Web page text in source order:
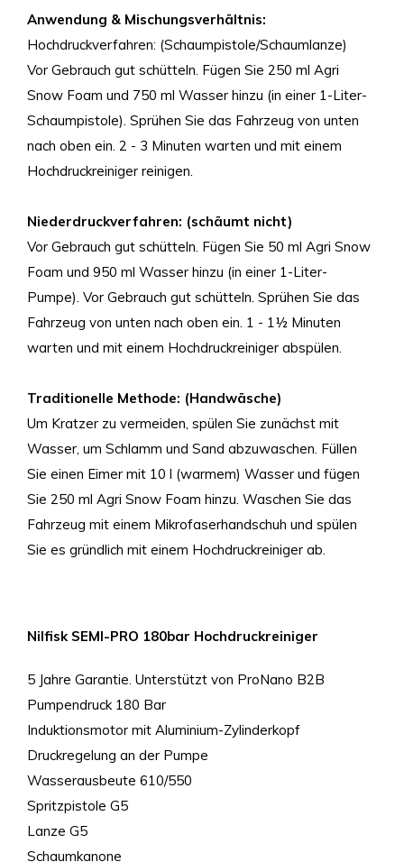
Anwendung & Mischungsverhältnis:
Hochdruckverfahren: (Schaumpistole/Schaumlanze)
Vor Gebrauch gut schütteln. Fügen Sie 250 ml Agri
Snow Foam und 750 ml Wasser hinzu (in einer 1-Liter-
Schaumpistole). Sprühen Sie das Fahrzeug von unten
nach oben ein. 2 - 3 Minuten warten und mit einem
Hochdruckreiniger reinigen.
Niederdruckverfahren: (schäumt nicht)
Vor Gebrauch gut schütteln. Fügen Sie 50 ml Agri Snow
Foam und 950 ml Wasser hinzu (in einer 1-Liter-
Pumpe). Vor Gebrauch gut schütteln. Sprühen Sie das
Fahrzeug von unten nach oben ein. 1 - 1½ Minuten
warten und mit einem Hochdruckreiniger abspülen.
Traditionelle Methode: (Handwäsche)
Um Kratzer zu vermeiden, spülen Sie zunächst mit
Wasser, um Schlamm und Sand abzuwaschen. Füllen
Sie einen Eimer mit 10 l (warmem) Wasser und fügen
Sie 250 ml Agri Snow Foam hinzu. Waschen Sie das
Fahrzeug mit einem Mikrofaserhandschuh und spülen
Sie es gründlich mit einem Hochdruckreiniger ab.
Nilfisk SEMI-PRO 180bar Hochdruckreiniger
5 Jahre Garantie. Unterstützt von ProNano B2B
Pumpendruck 180 Bar
Induktionsmotor mit Aluminium-Zylinderkopf
Druckregelung an der Pumpe
Wasserausbeute 610/550
Spritzpistole G5
Lanze G5
Schaumkanone